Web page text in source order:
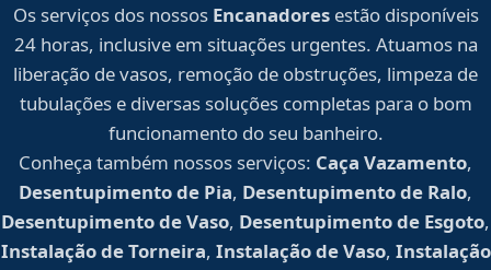
Os serviços dos nossos Encanadoresestão disponíveis
24 horas, inclusive em situações urgentes. Atuamos na
liberação de vasos, remoção de obstruções, limpeza de
tubulações e diversas soluções completas para o bom
funcionamento do seu banheiro.
Conheça também nossos serviços: Caça Vazamento,
Desentupimento de Pia, Desentupimento de Ralo,
Desentupimento de Vaso, Desentupimento de Esgoto,
Instalação de Torneira, Instalação de Vaso, Instalação